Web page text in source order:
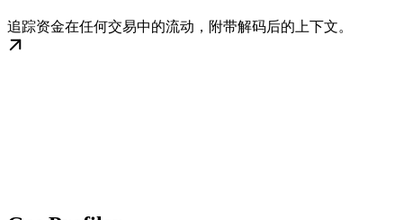
追踪资金在任何交易中的流动，附带解码后的上下文。